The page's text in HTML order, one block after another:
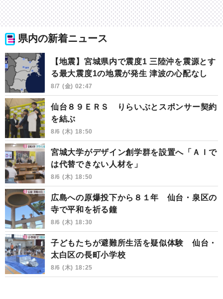
県内の新着ニュース
【地震】宮城県内で震度1 三陸沖を震源とす
る最大震度1の地震が発生 津波の心配なし
8/7 (金) 02:47
仙台８９ＥＲＳ りらいぶとスポンサー契約
を結ぶ
8/6 (木) 18:50
宮城大学がデザイン創学群を設置へ「ＡＩで
は代替できない人材を」
8/6 (木) 18:50
広島への原爆投下から８１年 仙台・泉区の
寺で平和を祈る鐘
8/6 (木) 18:30
子どもたちが避難所生活を疑似体験 仙台・
太白区の長町小学校
8/6 (木) 18:25